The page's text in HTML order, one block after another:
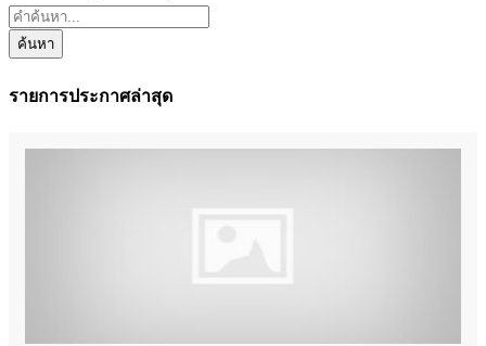
ค้นหา
รายการประกาศล่าสุด